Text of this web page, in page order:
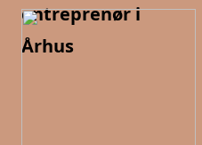
entreprenør i
Århus